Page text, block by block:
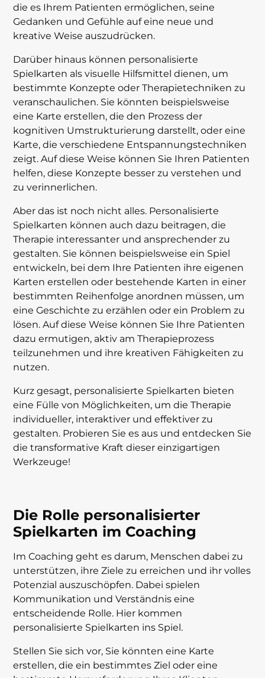
die es Ihrem Patienten ermöglichen, seine
Gedanken und Gefühle auf eine neue und
kreative Weise auszudrücken.
Darüber hinaus können personalisierte
Spielkarten als visuelle Hilfsmittel dienen, um
bestimmte Konzepte oder Therapietechniken zu
veranschaulichen. Sie könnten beispielsweise
eine Karte erstellen, die den Prozess der
kognitiven Umstrukturierung darstellt, oder eine
Karte, die verschiedene Entspannungstechniken
zeigt. Auf diese Weise können Sie Ihren Patienten
helfen, diese Konzepte besser zu verstehen und
zu verinnerlichen.
Aber das ist noch nicht alles. Personalisierte
Spielkarten können auch dazu beitragen, die
Therapie interessanter und ansprechender zu
gestalten. Sie können beispielsweise ein Spiel
entwickeln, bei dem Ihre Patienten ihre eigenen
Karten erstellen oder bestehende Karten in einer
bestimmten Reihenfolge anordnen müssen, um
eine Geschichte zu erzählen oder ein Problem zu
lösen. Auf diese Weise können Sie Ihre Patienten
dazu ermutigen, aktiv am Therapieprozess
teilzunehmen und ihre kreativen Fähigkeiten zu
nutzen.
Kurz gesagt, personalisierte Spielkarten bieten
eine Fülle von Möglichkeiten, um die Therapie
individueller, interaktiver und effektiver zu
gestalten. Probieren Sie es aus und entdecken Sie
die transformative Kraft dieser einzigartigen
Werkzeuge!
Die Rolle personalisierter
Spielkarten im Coaching
Im Coaching geht es darum, Menschen dabei zu
unterstützen, ihre Ziele zu erreichen und ihr volles
Potenzial auszuschöpfen. Dabei spielen
Kommunikation und Verständnis eine
entscheidende Rolle. Hier kommen
personalisierte Spielkarten ins Spiel.
Stellen Sie sich vor, Sie könnten eine Karte
erstellen, die ein bestimmtes Ziel oder eine